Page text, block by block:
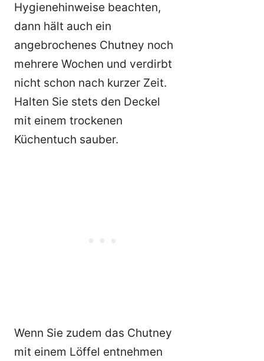
Hygienehinweise beachten,
dann hält auch ein
angebrochenes Chutney noch
mehrere Wochen und verdirbt
nicht schon nach kurzer Zeit.
Halten Sie stets den Deckel
mit einem trockenen
Küchentuch sauber.
Wenn Sie zudem das Chutney
mit einem Löffel entnehmen